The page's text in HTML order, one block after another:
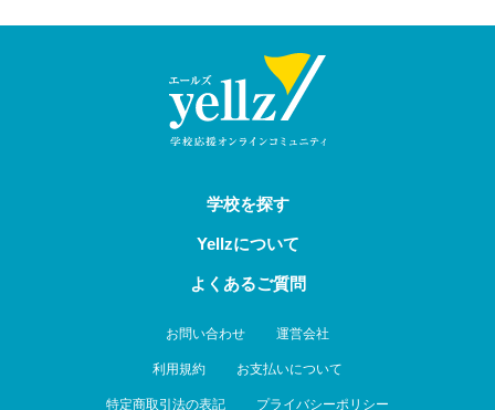
学校を探す
Yellzについて
よくあるご質問
お問い合わせ 運営会社
利用規約 お支払いについて
特定商取引法の表記 プライバシーポリシー